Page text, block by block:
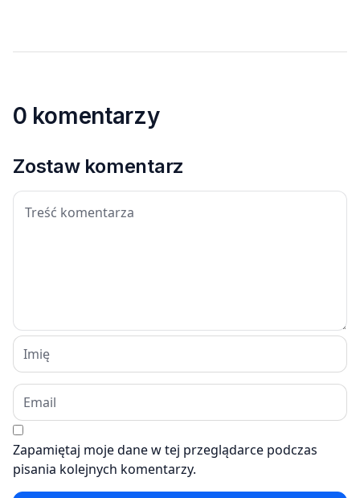
0 komentarzy
Zostaw komentarz
Zapamiętaj moje dane w tej przeglądarce podczas
pisania kolejnych komentarzy.